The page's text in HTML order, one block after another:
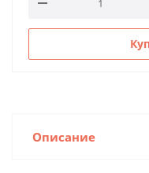
Описание